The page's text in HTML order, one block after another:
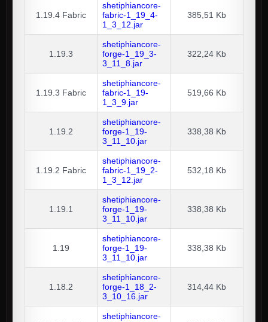
1.19.4 Fabric
shetiphiancore-
fabric-1_19_4-
1_3_12.jar
385,51 Kb
1.19.3
shetiphiancore-
forge-1_19_3-
3_11_8.jar
322,24 Kb
1.19.3 Fabric
shetiphiancore-
fabric-1_19-
1_3_9.jar
519,66 Kb
1.19.2
shetiphiancore-
forge-1_19-
3_11_10.jar
338,38 Kb
1.19.2 Fabric
shetiphiancore-
fabric-1_19_2-
1_3_12.jar
532,18 Kb
1.19.1
shetiphiancore-
forge-1_19-
3_11_10.jar
338,38 Kb
1.19
shetiphiancore-
forge-1_19-
3_11_10.jar
338,38 Kb
1.18.2
shetiphiancore-
forge-1_18_2-
3_10_16.jar
314,44 Kb
shetiphiancore-